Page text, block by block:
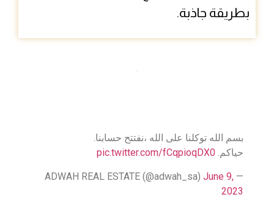
بطريقة جاذبة.
بسم الله توكلنا على الله ،نفتتح حسابنا.
حياكم. pic.twitter.com/fCqpioqDX0
— ADWAH REAL ESTATE (@adwah_sa)
June 9,
2023